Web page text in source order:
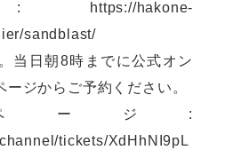
:
https://hakone-
sandblast/
当日朝8時までに公式オン
ジからご予約ください。
ージ:
tickets/XdHhNI9pL